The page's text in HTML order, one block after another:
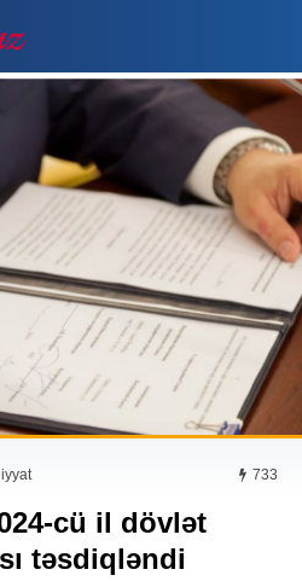
733
cü il dövlət
təsdiqləndi